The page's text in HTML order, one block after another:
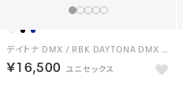
デイトナ DMX / RBK DAYTONA DMX （ブラック）
￥16,500